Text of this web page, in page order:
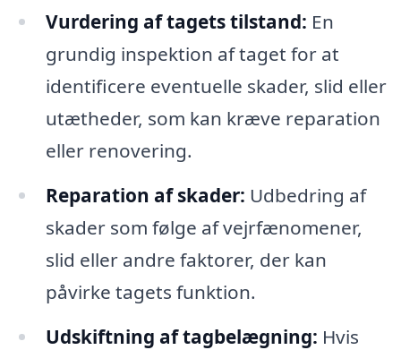
Vurdering af tagets tilstand: En
grundig inspektion af taget for at
identificere eventuelle skader, slid eller
utætheder, som kan kræve reparation
eller renovering.
Reparation af skader: Udbedring af
skader som følge af vejrfænomener,
slid eller andre faktorer, der kan
påvirke tagets funktion.
Udskiftning af tagbelægning: Hvis